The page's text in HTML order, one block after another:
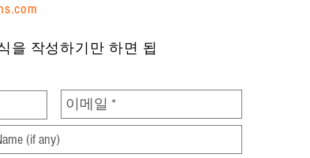
을 작성하기만 하면 됩